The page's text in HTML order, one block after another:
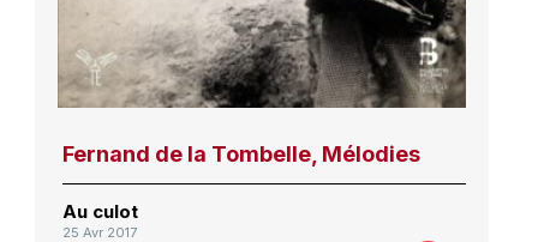
Fernand de la Tombelle, Mélodies
Au culot
25 Avr 2017